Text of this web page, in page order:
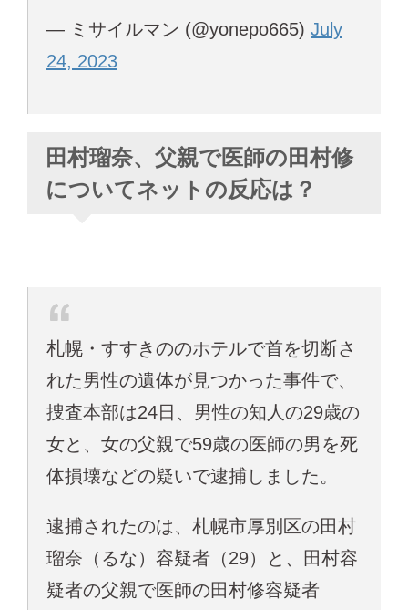
— ミサイルマン (@yonepo665) July
24, 2023
田村瑠奈、父親で医師の田村修
についてネットの反応は？
札幌・すすきののホテルで首を切断さ
れた男性の遺体が見つかった事件で、
捜査本部は24日、男性の知人の29歳の
女と、女の父親で59歳の医師の男を死
体損壊などの疑いで逮捕しました。
逮捕されたのは、札幌市厚別区の田村
瑠奈（るな）容疑者（29）と、田村容
疑者の父親で医師の田村修容疑者